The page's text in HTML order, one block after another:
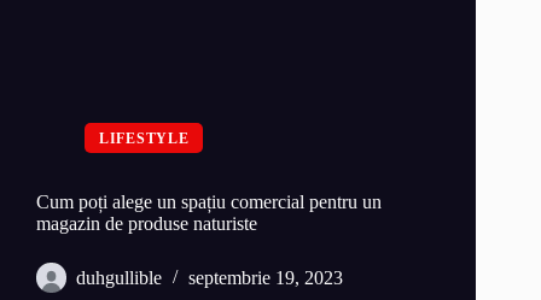
LIFESTYLE
Cum poți alege un spațiu comercial pentru un
magazin de produse naturiste
duhgullible septembrie 19, 2023